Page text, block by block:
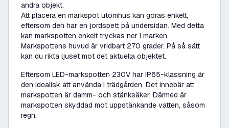
andra objekt.
Att placera en markspot utomhus kan göras enkelt,
eftersom den har en jordspett på undersidan. Med detta
kan markspotten enkelt tryckas ner i marken.
Markspottens huvud är vridbart 270 grader. På så sätt
kan du rikta ljuset mot det aktuella objektet.
Eftersom LED-markspotten 230V har IP65-klassning är
den idealisk att använda i trädgården. Det innebär att
markspotten är damm- och stänksäker. Därmed är
markspotten skyddad mot uppstänkande vatten, såsom
regn.